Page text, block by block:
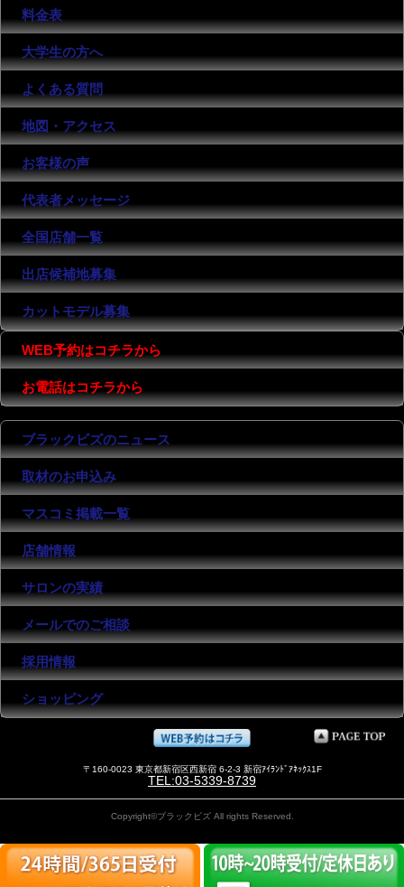
料金表
大学生の方へ
よくある質問
地図・アクセス
お客様の声
代表者メッセージ
全国店舗一覧
出店候補地募集
カットモデル募集
WEB予約はコチラから
お電話はコチラから
ブラックビズのニュース
取材のお申込み
マスコミ掲載一覧
店舗情報
サロンの実績
メールでのご相談
採用情報
ショッピング
〒160-0023 東京都新宿区西新宿 6-2-3 新宿ｱｲﾗﾝﾄﾞｱﾈｯｸｽ1F
TEL:03-5339-8739
Copyright©ブラックビズ All rights Reserved.